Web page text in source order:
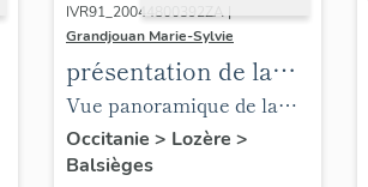
IVR91_20044800392ZA |
Grandjouan Marie-Sylvie
présentation de la
commune de
Balsièges
Vue panoramique de la
vallée du Lot prise du
flanc sud du causse de
Occitanie > Lozère >
Balsièges